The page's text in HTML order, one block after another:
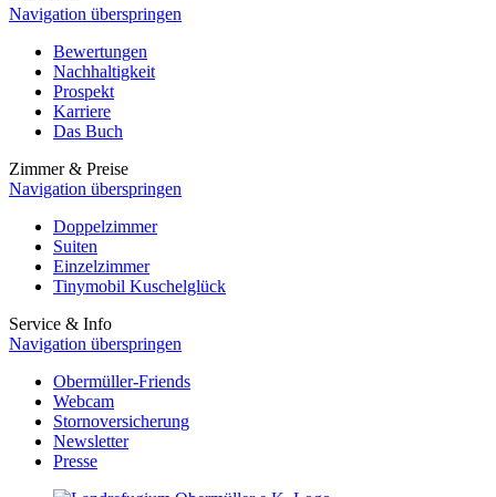
Navigation überspringen
Bewertungen
Nachhaltigkeit
Prospekt
Karriere
Das Buch
Zimmer & Preise
Navigation überspringen
Doppelzimmer
Suiten
Einzelzimmer
Tinymobil Kuschelglück
Service & Info
Navigation überspringen
Obermüller-Friends
Webcam
Stornoversicherung
Newsletter
Presse